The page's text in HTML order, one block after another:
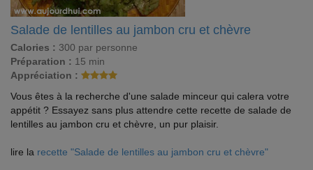
Salade de lentilles au jambon cru et chèvre
Calories : 300 par personne
Préparation : 15 min
Appréciation :
Vous êtes à la recherche d'une salade minceur qui calera votre
appétit ? Essayez sans plus attendre cette recette de salade de
lentilles au jambon cru et chèvre, un pur plaisir.
lire la recette "Salade de lentilles au jambon cru et chèvre"